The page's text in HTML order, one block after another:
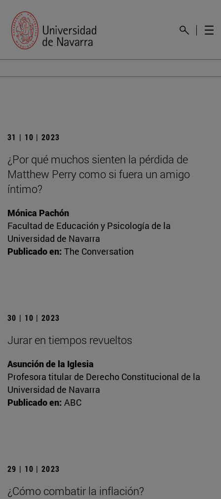
31 | 10 | 2023
¿Por qué muchos sienten la pérdida de
Matthew Perry como si fuera un amigo
íntimo?
Mónica Pachón
Facultad de Educación y Psicología de la
Universidad de Navarra
Publicado en: The Conversation
30 | 10 | 2023
Jurar en tiempos revueltos
Asunción de la Iglesia
Profesora titular de Derecho Constitucional de la
Universidad de Navarra
Publicado en: ABC
29 | 10 | 2023
¿Cómo combatir la inflación?